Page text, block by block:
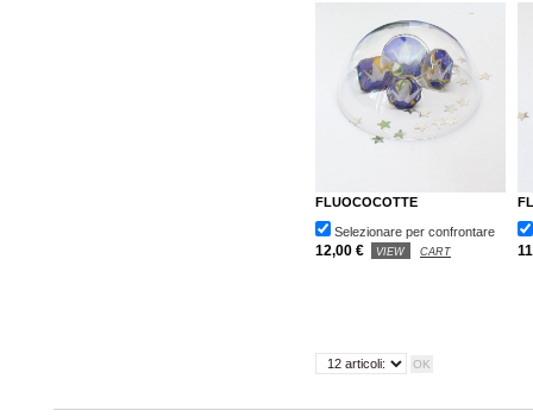
FLUOCOCOTTE
Selezionare per confrontare
12,00 € VIEW CART